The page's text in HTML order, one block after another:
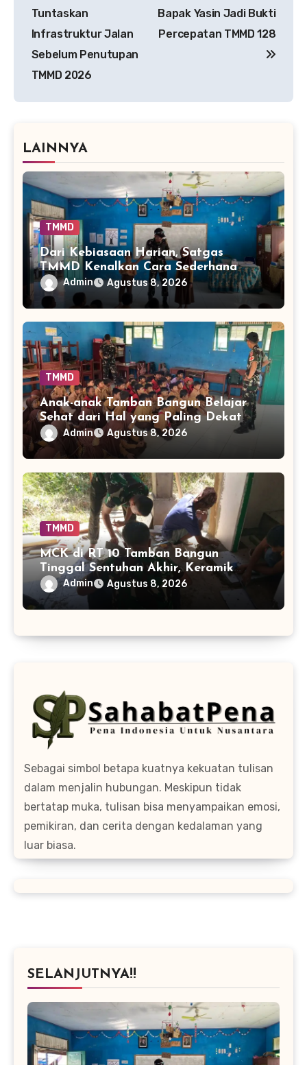
Tuntaskan
Infrastruktur Jalan
Sebelum Penutupan
TMMD 2026
Bapak Yasin Jadi Bukti
Percepatan TMMD 128
LAINNYA
TMMD
Dari Kebiasaan Harian, Satgas
TMMD Kenalkan Cara Sederhana
Mencegah Penyakit Sejak Dini
Admin Agustus 8, 2026
TMMD
Anak-anak Tamban Bangun Belajar
Sehat dari Hal yang Paling Dekat
dengan Keseharian
Admin Agustus 8, 2026
TMMD
MCK di RT 10 Tamban Bangun
Tinggal Sentuhan Akhir, Keramik
Capai 75 Persen
Admin Agustus 8, 2026
Sebagai simbol betapa kuatnya kekuatan tulisan
dalam menjalin hubungan. Meskipun tidak
bertatap muka, tulisan bisa menyampaikan emosi,
pemikiran, dan cerita dengan kedalaman yang
luar biasa.
SELANJUTNYA!!